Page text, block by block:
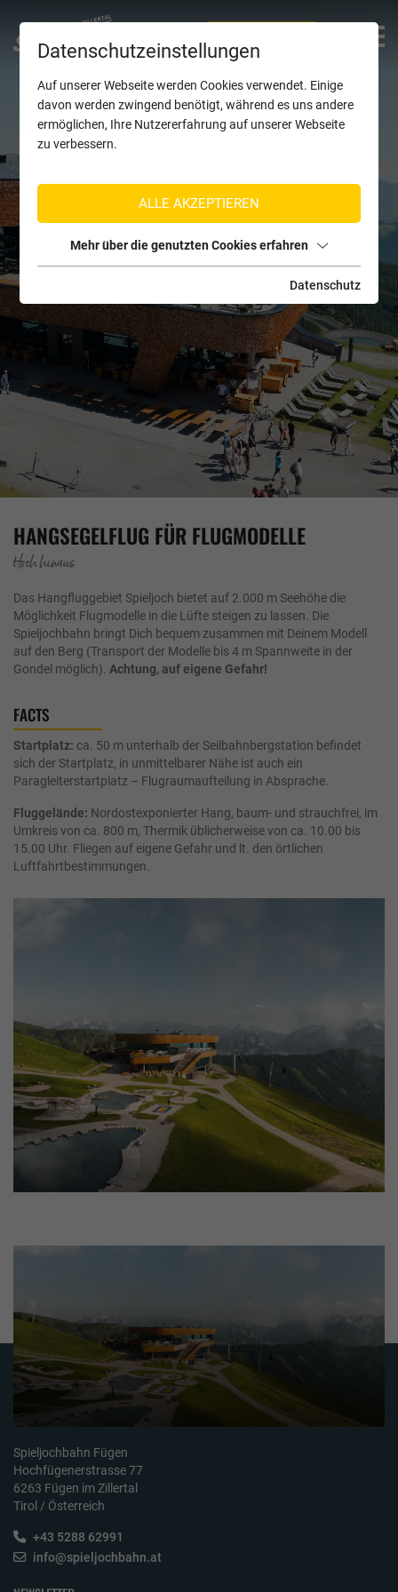
HANGSEGELFLUG FÜR FLUGMODELLE
Hoch hinaus
Das Hangfluggebiet Spieljoch bietet auf 2.000 m Seehöhe die
Möglichkeit Flugmodelle in die Lüfte steigen zu lassen. Die
Spieljochbahn bringt Dich bequem zusammen mit Deinem Modell
auf den Berg (Transport der Modelle bis 4 m Spannweite in der
Gondel möglich). Achtung, auf eigene Gefahr!
FACTS
Startplatz: ca. 50 m unterhalb der Seilbahnbergstation befindet
sich der Startplatz, in unmittelbarer Nähe ist auch ein
Paragleiterstartplatz – Flugraumaufteilung in Absprache.
Fluggelände: Nordostexponierter Hang, baum- und strauchfrei, im
Umkreis von ca. 800 m, Thermik üblicherweise von ca. 10.00 bis
15.00 Uhr. Fliegen auf eigene Gefahr und lt. den örtlichen
Luftfahrtbestimmungen.
Spieljochbahn Fügen
Hochfügenerstrasse 77
6263 Fügen im Zillertal
Tirol / Österreich
+43 5288 62991
info@spieljochbahn.at
Datenschutzeinstellungen
Auf unserer Webseite werden Cookies verwendet. Einige
davon werden zwingend benötigt, während es uns andere
ermöglichen, Ihre Nutzererfahrung auf unserer Webseite
zu verbessern.
ALLE AKZEPTIEREN
Mehr über die genutzten Cookies erfahren
Datenschutz